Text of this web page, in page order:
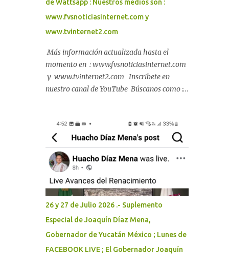
las familias. Con la participación de más de
600 vecinas, vecinos, e...
de Wattsapp : Nuestros medios son :
www.fvsnoticiasinternet.com y
www.tvinternet2.com
Más información actualizada hasta el
momento en : www.fvsnoticiasinternet.com
y www.tvinternet2.com Inscribete en
nuestro canal de YouTube Búscanos como :
26 y 27 de Julio 2026 .- Suplemento
Especial de Joaquín Díaz Mena,
Gobernador de Yucatán México ; Lunes de
FACEBOOK LIVE ; El Gobernador Joaquín